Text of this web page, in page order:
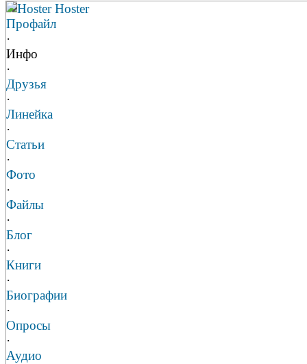
Hoster Hoster
Профайл
·
Инфо
·
Друзья
·
Линейка
·
Статьи
·
Фото
·
Файлы
·
Блог
·
Книги
·
Биографии
·
Опросы
·
Аудио